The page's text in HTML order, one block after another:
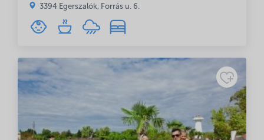
3394 Egerszalók, Forrás u. 6.